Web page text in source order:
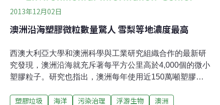
2013年12月02日
澳洲沿海塑膠微粒數量驚人 雪梨等地濃度最高
​西澳大利亞大學和澳洲科學與工業研究組織合作的最新研
究發現，澳洲沿海就充斥著每平方公里高於4,000個的微小
塑膠粒子。研究也指出，澳洲每年使用近150萬噸塑膠，
的大量塑膠感到非常驚訝。研究人員沿澳洲海岸線巡航7
塑膠垃圾 海洋 污染治理 浮游生物
澳洲